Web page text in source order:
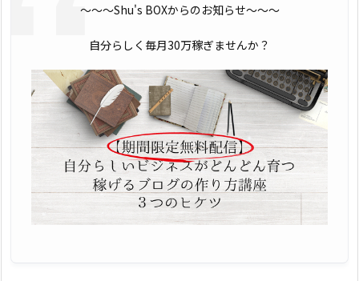
〜〜〜Shu's BOXからのお知らせ〜〜〜
自分らしく毎月30万稼ぎませんか？